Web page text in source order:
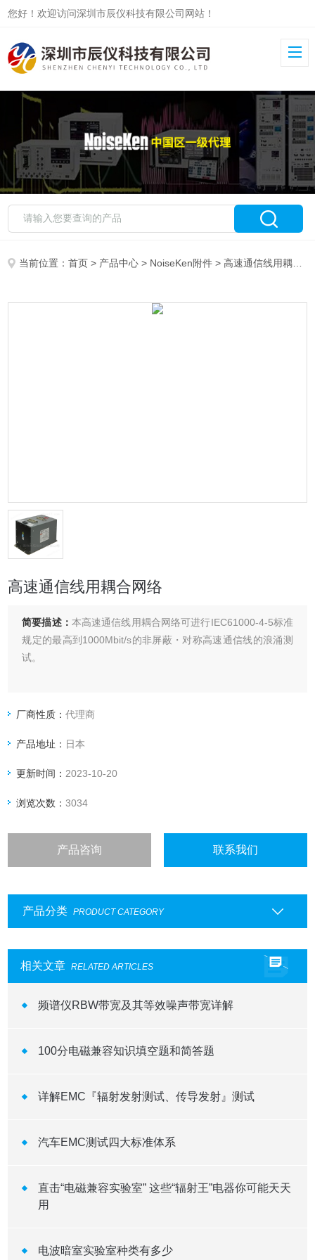
您好！欢迎访问深圳市辰仪科技有限公司网站！
当前位置：首页 > 产品中心 > NoiseKen附件 >高速通信线用耦合网络
高速通信线用耦合网络
简要描述： 本高速通信线用耦合网络可进行IEC61000-4-5标准
规定的最高到1000Mbit/s的非屏蔽・对称高速通信线的浪涌测
试。
厂商性质：代理商
产品地址： 日本
更新时间： 2023-10-20
浏览次数：3034
产品咨询 联系我们
产品分类 PRODUCT CATEGORY
相关文章 RELATED ARTICLES
频谱仪RBW带宽及其等效噪声带宽详解
100分电磁兼容知识填空题和简答题
详解EMC『辐射发射测试、传导发射』测试
汽车EMC测试四大标准体系
直击“电磁兼容实验室” 这些“辐射王”电器你可能天天
用
电波暗室实验室种类有多少